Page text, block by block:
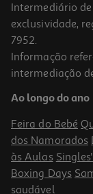
Conjunto De 4
3.99 €/un
3,99 €
Intermediário
exclusividade,
7952.
Informação
intermediação
Ao longo do ano
Feira do Bebé
dos Namorados
às Aulas
Boxing Days
saudável